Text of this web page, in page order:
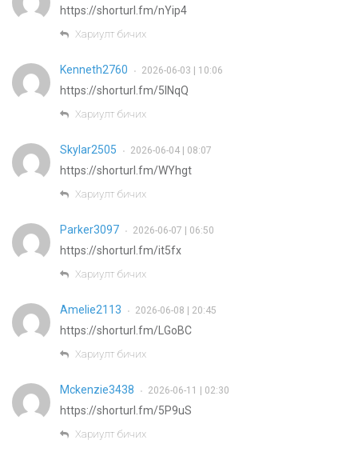
https://shorturl.fm/nYip4
Хариулт бичих
Kenneth2760 • 2026-06-03 | 10:06
https://shorturl.fm/5lNqQ
Хариулт бичих
Skylar2505 • 2026-06-04 | 08:07
https://shorturl.fm/WYhgt
Хариулт бичих
Parker3097 • 2026-06-07 | 06:50
https://shorturl.fm/it5fx
Хариулт бичих
Amelie2113 • 2026-06-08 | 20:45
https://shorturl.fm/LGoBC
Хариулт бичих
Mckenzie3438 • 2026-06-11 | 02:30
https://shorturl.fm/5P9uS
Хариулт бичих